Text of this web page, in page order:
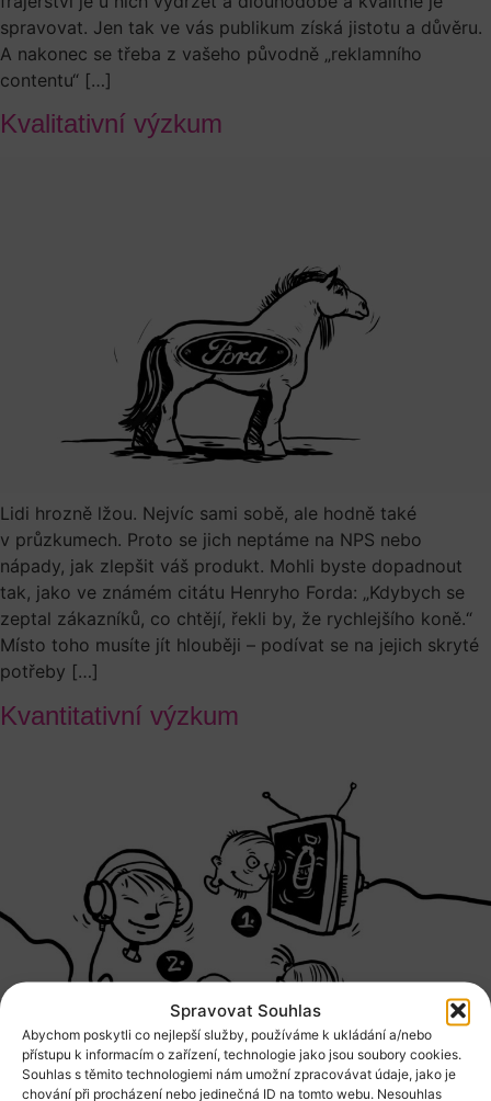
Spravovat Souhlas
Abychom poskytli co nejlepší služby, používáme k ukládání a/nebo
přístupu k informacím o zařízení, technologie jako jsou soubory cookies.
Souhlas s těmito technologiemi nám umožní zpracovávat údaje, jako je
chování při procházení nebo jedinečná ID na tomto webu. Nesouhlas
spravovat. Jen tak ve vás publikum získá jistotu a důvěru.
A nakonec se třeba z vašeho původně „reklamního
contentu“ […]
Kvalitativní výzkum
Lidi hrozně lžou. Nejvíc sami sobě, ale hodně také
v průzkumech. Proto se jich neptáme na NPS nebo
nápady, jak zlepšit váš produkt. Mohli byste dopadnout
tak, jako ve známém citátu Henryho Forda: „Kdybych se
zeptal zákazníků, co chtějí, řekli by, že rychlejšího koně.“
Místo toho musíte jít hlouběji – podívat se na jejich skryté
potřeby […]
Kvantitativní výzkum